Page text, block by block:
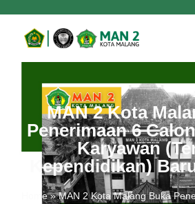
MAN 2 Kota
Penerimaan 6
Karyawan
Kependidikan)
Home»MAN 2 Kota Malang Buka